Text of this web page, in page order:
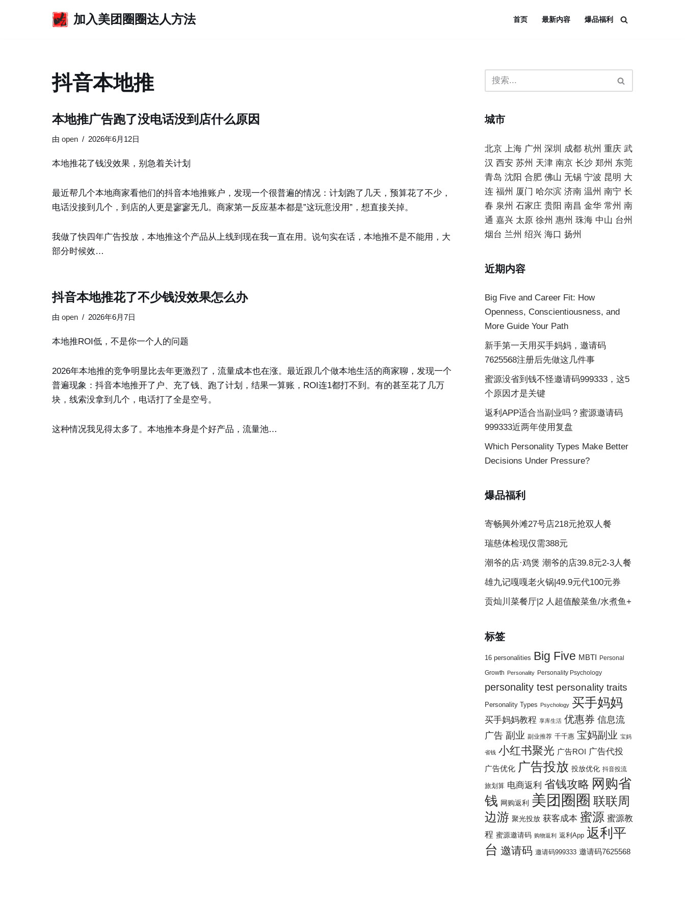
加入美团圈圈达人方法 首页 最新内容 爆品福利
抖音本地推
本地推广告跑了没电话没到店什么原因
由 open 2026年6月12日
本地推花了钱没效果，别急着关计划
最近帮几个本地商家看他们的抖音本地推账户，发现一个很普遍的情况：计划跑了几天，预算花了不少，
电话没接到几个，到店的人更是寥寥无几。商家第一反应基本都是”这玩意没用”，想直接关掉。
我做了快四年广告投放，本地推这个产品从上线到现在我一直在用。说句实在话，本地推不是不能用，大
部分时候效…
抖音本地推花了不少钱没效果怎么办
由 open 2026年6月7日
本地推ROI低，不是你一个人的问题
2026年本地推的竞争明显比去年更激烈了，流量成本也在涨。最近跟几个做本地生活的商家聊，发现一个
普遍现象：抖音本地推开了户、充了钱、跑了计划，结果一算账，ROI连1都打不到。有的甚至花了几万
块，线索没拿到几个，电话打了全是空号。
这种情况我见得太多了。本地推本身是个好产品，流量池…
城市
北京 上海 广州 深圳 成都 杭州 重庆 武
汉 西安 苏州 天津 南京 长沙 郑州 东莞
青岛 沈阳 合肥 佛山 无锡 宁波 昆明 大
连 福州 厦门 哈尔滨 济南 温州 南宁 长
春 泉州 石家庄 贵阳 南昌 金华 常州 南
通 嘉兴 太原 徐州 惠州 珠海 中山 台州
烟台 兰州 绍兴 海口 扬州
近期内容
Big Five and Career Fit: How
Openness, Conscientiousness, and
More Guide Your Path
新手第一天用买手妈妈，邀请码
7625568注册后先做这几件事
蜜源没省到钱不怪邀请码999333，这5
个原因才是关键
返利APP适合当副业吗？蜜源邀请码
999333近两年使用复盘
Which Personality Types Make Better
Decisions Under Pressure?
爆品福利
寄畅興外滩27号店218元抢双人餐
瑞慈体检现仅需388元
潮爷的店·鸡煲 潮爷的店39.8元2-3人餐
雄九记嘎嘎老火锅|49.9元代100元券
贡灿川菜餐厅|2 人超值酸菜鱼/水煮鱼+
标签
16 personalities Big Five MBTI Personal
Growth Personality Personality Psychology
personality test personality traits
Personality Types Psychology 买手妈妈
买手妈妈教程 享库生活 优惠券 信息流
广告 副业 副业推荐 千千惠 宝妈副业 宝妈
省钱 小红书聚光 广告ROI 广告代投
广告优化 广告投放 投放优化 抖音投流
旅划算 电商返利 省钱攻略 网购省
钱 网购返利 美团圈圈 联联周
边游 聚光投放 获客成本 蜜源 蜜源教
程 蜜源邀请码 购物返利 返利App 返利平
台 邀请码 邀请码999333 邀请码7625568